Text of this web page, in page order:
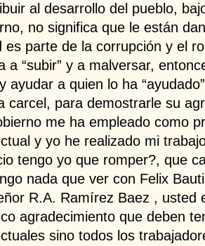
al desarrollo del pueblo,
no significa que le están
es parte de la corrupción y el
a “subir” y a malversar,
ayudar a quien lo ha
carcel, para demostrarle su
me ha empleado como
y yo he realizado mi
tengo yo que romper?, que
nada que ver con Felix
R.A. Ramírez Baez , usted
agradecimiento que deben
sino todos los